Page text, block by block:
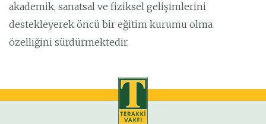
akademik, sanatsal ve fiziksel gelişimlerini
destekleyerek öncü bir eğitim kurumu olma
özelliğini sürdürmektedir.